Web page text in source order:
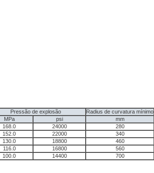
Pressão de explosão Radius de curvatura mínimo
MPa psi mm
168.0 24000 280
152.0 22000 340
130.0 18800 460
116.0 16800 560
100.0 14400 700